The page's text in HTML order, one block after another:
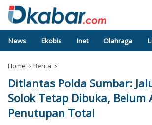
News Ekobis Inet Olahraga
Home Berita
Ditlantas Polda Sumbar:
Solok Tetap Dibuka, Belum
Penutupan Total